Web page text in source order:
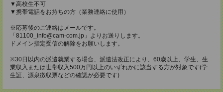
▼高校生不可
▼携帯電話をお持ちの方（業務連絡に使用）
※応募後のご連絡はメールです。
「81100_info@cam-com.jp」よりお送りします。
ドメイン指定受信の解除をお願いします。
※30日以内の派遣就業する場合、派遣法改正により、60歳以上、学生、生
業収入または世帯収入500万円以上のいずれかに該当する方が対象です(学
生証、源泉徴収票などの確認が必要です)